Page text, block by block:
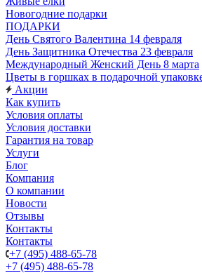
Новогодние подарки
ПОДАРКИ
День Святого Валентина 14 февраля
День Защитника Отечества 23 февраля
Международный Женский День 8 марта
Цветы в горшках в подарочной
Акции
Как купить
Условия оплаты
Условия доставки
Гарантия на товар
Услуги
Блог
Компания
О компании
Новости
Отзывы
Контакты
Контакты
+7 (495) 488-65-78
+7 (495) 488-65-78